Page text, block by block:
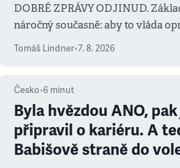
DOBRÉ ZPRÁVY ODJINUD.
náročný současně: aby to vláda
Tomáš Lindner•7. 8. 2026
Česko•6 minut
Byla hvězdou ANO,
připravil o kariéru. A
Babišově straně do